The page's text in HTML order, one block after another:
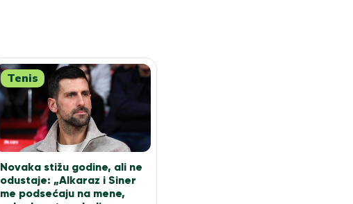
Tenis
Novaka stižu godine, ali ne
odustaje: „Alkaraz i Siner
me podsećaju na mene,